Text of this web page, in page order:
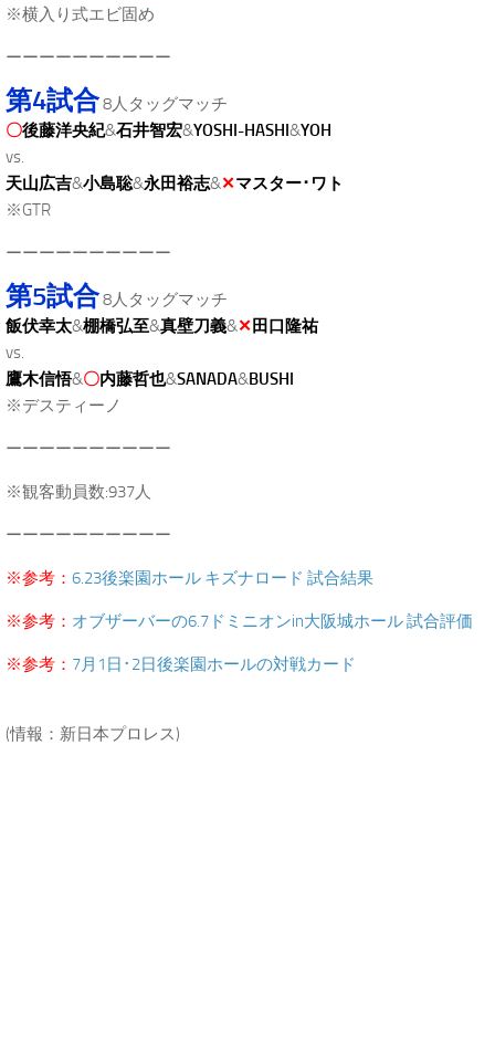
※横入り式エビ固め
ーーーーーーーーーー
第4試合8人タッグマッチ
〇後藤洋央紀&石井智宏&YOSHI-HASHI &YOH
vs.
天山広吉&小島聡&永田裕志&✕マスター･ワト
※GTR
ーーーーーーーーーー
第5試合8人タッグマッチ
飯伏幸太&棚橋弘至&真壁刀義&✕ 田口隆祐
vs.
鷹木信悟&〇内藤哲也&SANADA&BUSHI
※デスティーノ
ーーーーーーーーーー
※観客動員数:937人
ーーーーーーーーーー
※参考： 6.23後楽園ホール キズナロード 試合結果
※参考： オブザーバーの6.7ドミニオンin大阪城ホール 試合評価
※参考： 7月1日･2日後楽園ホールの対戦カード
(情報：新日本プロレス)